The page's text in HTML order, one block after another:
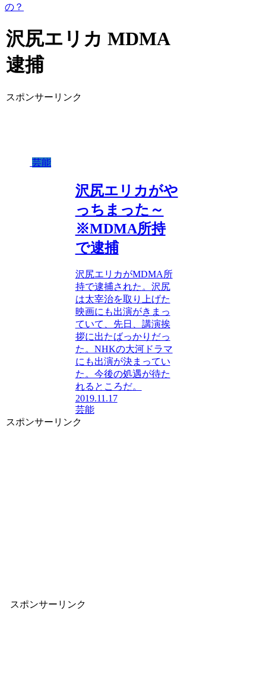
の？
沢尻エリカ MDMA
逮捕
スポンサーリンク
芸能
沢尻エリカがや
っちまった～
※MDMA所持
で逮捕
沢尻エリカがMDMA所
持で逮捕された。沢尻
は太宰治を取り上げた
映画にも出演がきまっ
ていて、先日、講演挨
拶に出たばっかりだっ
た。NHKの大河ドラマ
にも出演が決まってい
た。今後の処遇が待た
れるところだ。
2019.11.17
芸能
スポンサーリンク
スポンサーリンク